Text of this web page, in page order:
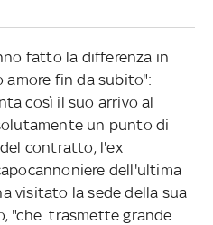
fatto la differenza in
fin da subito":
così il suo arrivo al
un punto di
contratto, l'ex
dell'ultima
visitato la sede della sua
"che trasmette grande